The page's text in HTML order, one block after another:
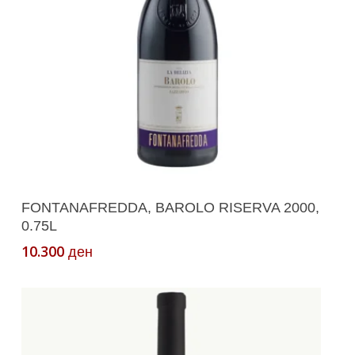
Додади Во Кошничка
FONTANAFREDDA, BAROLO RISERVA 2000,
0.75L
10.300 ден